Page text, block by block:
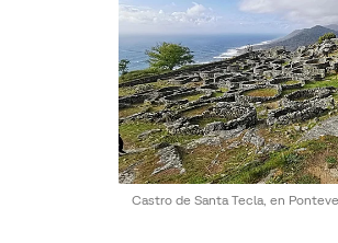
Castro de Santa Tecla, en